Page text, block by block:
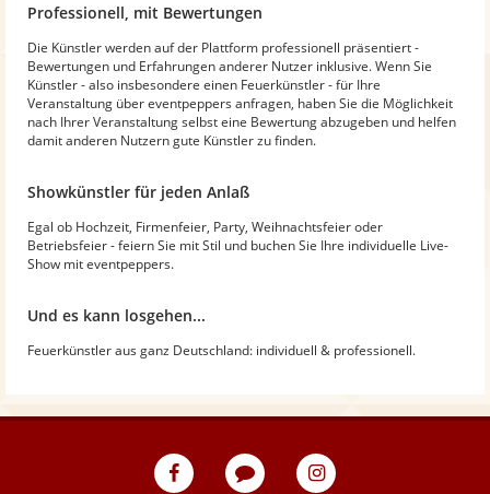
Professionell, mit Bewertungen
Die Künstler werden auf der Plattform professionell präsentiert -
Bewertungen und Erfahrungen anderer Nutzer inklusive. Wenn Sie
Künstler - also insbesondere einen Feuerkünstler - für Ihre
Veranstaltung über eventpeppers anfragen, haben Sie die Möglichkeit
nach Ihrer Veranstaltung selbst eine Bewertung abzugeben und helfen
damit anderen Nutzern gute Künstler zu finden.
Showkünstler für jeden Anlaß
Egal ob Hochzeit, Firmenfeier, Party, Weihnachtsfeier oder
Betriebsfeier - feiern Sie mit Stil und buchen Sie Ihre individuelle Live-
Show mit eventpeppers.
Und es kann losgehen...
Feuerkünstler aus ganz Deutschland: individuell & professionell.
eventpeppers
Blog
eventpeppers